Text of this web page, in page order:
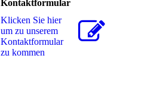
Kontaktformular
Klicken Sie hier
um zu unserem
Kon­takt­for­mu­lar
zu kommen